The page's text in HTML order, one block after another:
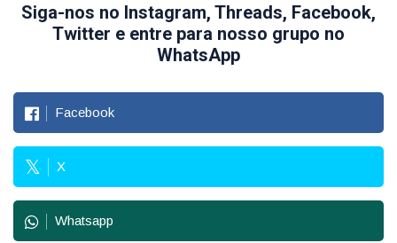
Siga-nos no Instagram, Threads, Facebook,
Twitter e entre para nosso grupo no
WhatsApp
Facebook
X
Whatsapp